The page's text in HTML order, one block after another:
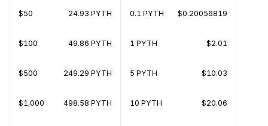
$50 24.93 PYTH
$100 49.86 PYTH
$500 249.29 PYTH
$1,000 498.58 PYTH
0.1 PYTH $0.20056819
1 PYTH $2.01
5 PYTH $10.03
10 PYTH $20.06